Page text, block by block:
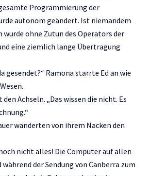
Programmierung der
autonom geändert. Ist niemandem
wurde ohne Zutun des Operators der
eine ziemlich lange Übertragung
gesendet?“ Ramona starrte Ed an wie
Achseln. „Das wissen die nicht. Es
wanderten von ihrem Nacken den
nicht alles! Die Computer auf allen
der Sendung von Canberra zum